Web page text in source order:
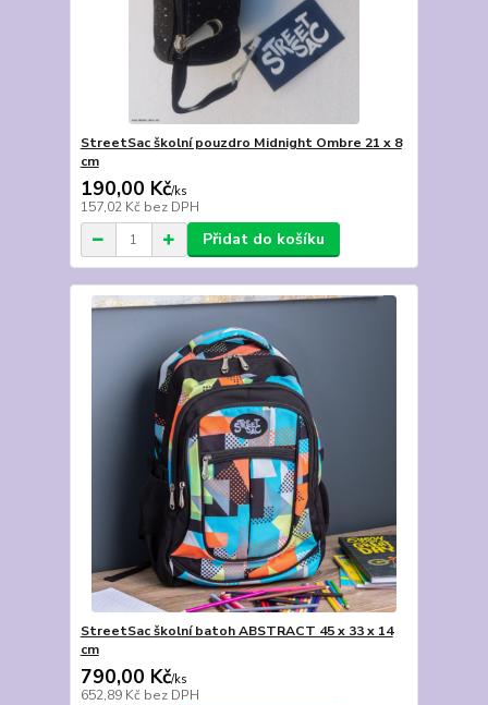
StreetSac školní pouzdro Midnight Ombre 21 x 8
cm
190,00 Kč/ks
157,02 Kč bez DPH
Přidat do košíku
StreetSac školní batoh ABSTRACT 45 x 33 x 14
cm
790,00 Kč/ks
652,89 Kč bez DPH